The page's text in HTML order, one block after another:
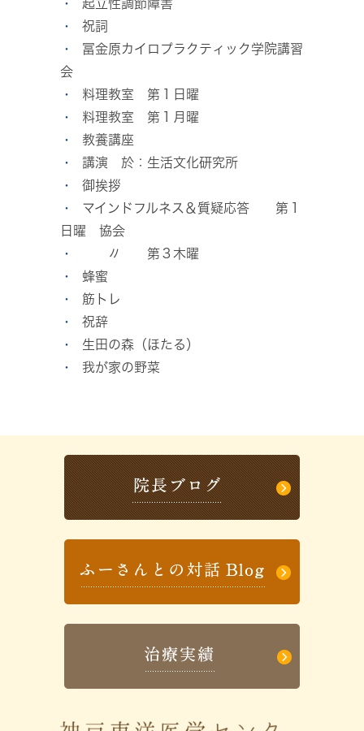
起立性調節障害
祝詞
冨金原カイロプラクティック学院講習
会
料理教室 第１日曜
料理教室 第１月曜
教養講座
講演 於：生活文化研究所
御挨拶
マインドフルネス＆質疑応答 第１
日曜 協会
〃 第３木曜
蜂蜜
筋トレ
祝辞
生田の森（ほたる）
我が家の野菜